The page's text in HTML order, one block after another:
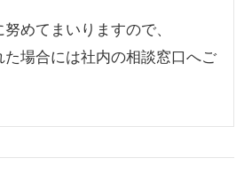
めてまいりますので、
た場合には社内の相談窓口へご